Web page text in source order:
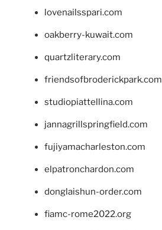
lovenailsspari.com
oakberry-kuwait.com
quartzliterary.com
friendsofbroderickpark.com
studiopiattellina.com
jannagrillspringfield.com
fujiyamacharleston.com
elpatronchardon.com
donglaishun-order.com
fiamc-rome2022.org